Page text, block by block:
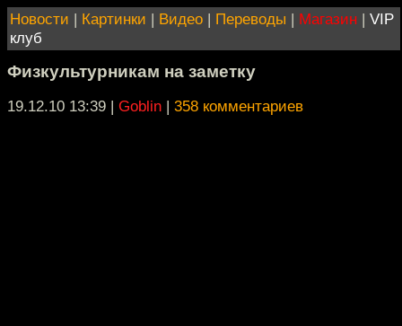
Новости | Картинки | Видео | Переводы | Магазин | VIP
клуб
Физкультурникам на заметку
19.12.10 13:39 | Goblin | 358 комментариев